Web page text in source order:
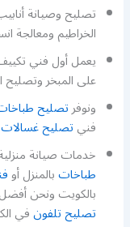
تصليح وصيانة
الخراطيم ومعالجة
يعمل أول فني تكييف
على المبخر
ونوفرتصليح
فنيتصليح غسالات
خدمات صيانة
طباخاتبالمنزل أو
بالكويت ونحن
تصليح تلفونفي